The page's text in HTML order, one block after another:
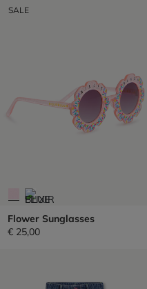
SALE
Flower Sunglasses
€ 25,00